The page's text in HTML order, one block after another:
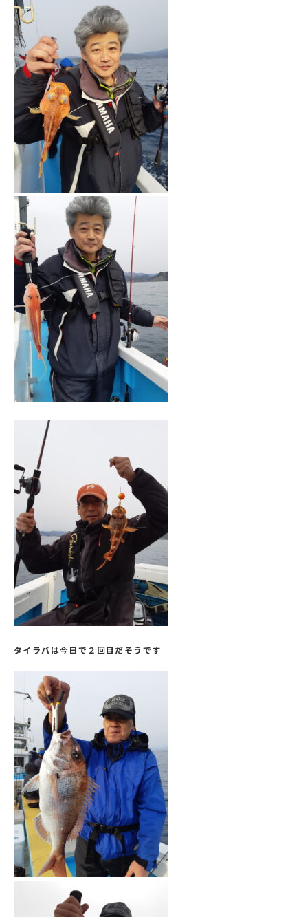
タイラバは今日で２回目だそうです